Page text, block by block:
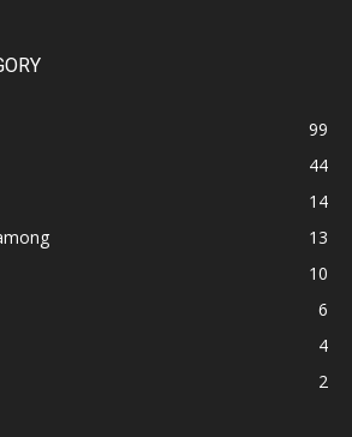
99
44
14
13
10
6
4
2